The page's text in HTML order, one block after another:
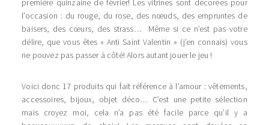
première quinzaine de février! Les vitrines sont décorées pour
l’occasion : du rouge, du rose, des nœuds, des empruntes de
baisers, des cœurs, des strass… Même si ce n’est pas votre
délire, que vous êtes « Anti Saint Valentin » (j’en connais) vous
ne pouvez pas passer à côté! Alors autant jouer le jeu !
Voici donc 17 produits qui fait référence à l’amour : vêtements,
accessoires, bijoux, objet déco… C’est une petite sélection
mais croyez moi, cela n’a pas été facile parce qu’il y a